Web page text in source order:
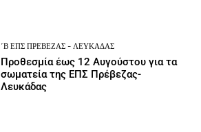
΄Β ΕΠΣ ΠΡΈΒΕΖΑΣ - ΛΕΥΚΆΔΑΣ
Προθεσμία έως 12 Αυγούστου για τα
σωματεία της ΕΠΣ Πρέβεζας-
Λευκάδας